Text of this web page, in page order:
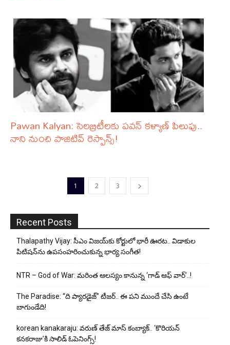
Pawan Kalyan: సెలబ్రిటీలకు పవన్ కళ్యాణ్ పిలుపు..
నాని నుంచి పాజిటివ్ రెస్పాన్స్!
1 2 3
Recent Posts
Thalapathy Vijay: సీఎం విజయ్‌కు కోర్టులో భారీ ఊరట.. విడాకుల
పిటిషన్‌ను ఉపసంహరించుకున్న భార్య సంగీత!
NTR – God of War: మరింత ఆలస్యం కానున్న ‘గాడ్ ఆఫ్ వార్’..!
The Paradise: “ది ప్యారడైజ్” టీజర్.. ఈ పని ముందే చేసి ఉంటే
బాగుండేది!
korean kanakaraju: వరుణ్ తేజ్ మాస్ కంబ్యాక్.. ‘కొరియన్
కనకరాజు’కి సాలిడ్ ఓపెనింగ్స్!